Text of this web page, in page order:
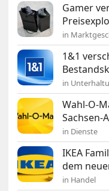
Gamer
in
1&1
in
Wahl-O-
Sachsen-
in Dienste
IKEA
dem
in Handel